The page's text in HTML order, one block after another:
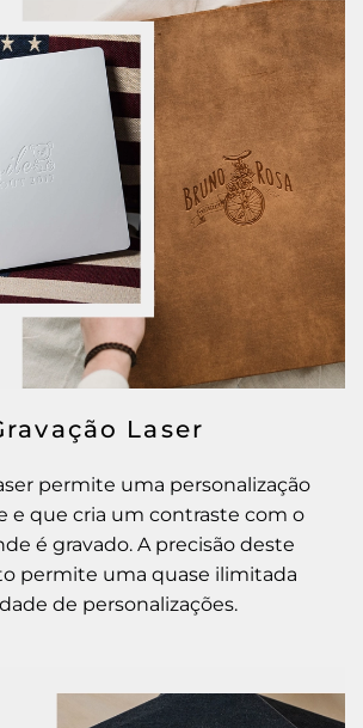
Laser
permite uma personalização
e que cria um contraste com o
é gravado. A precisão deste
permite uma quase ilimitada
de personalizações.